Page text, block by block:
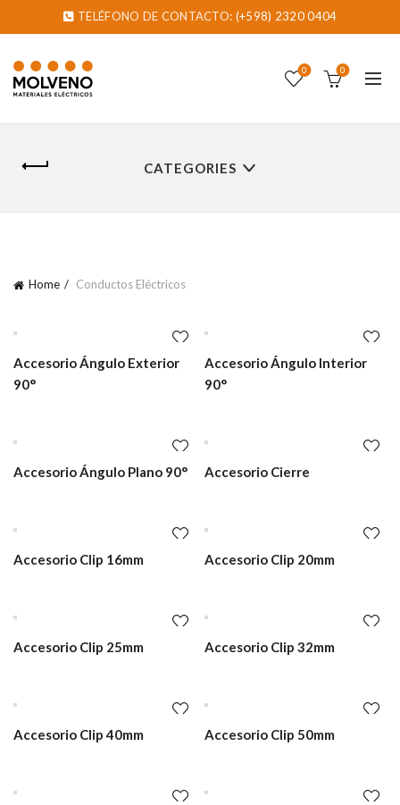
TELÉFONO DE CONTACTO: (+598) 2320 0404
0 0
CATEGORIES
Home Conductos Eléctricos
Accesorio Ángulo Exterior
90°
Accesorio Ángulo Interior
90°
Accesorio Ángulo Plano 90° Accesorio Cierre
Accesorio Clip 16mm Accesorio Clip 20mm
Accesorio Clip 25mm Accesorio Clip 32mm
Accesorio Clip 40mm Accesorio Clip 50mm